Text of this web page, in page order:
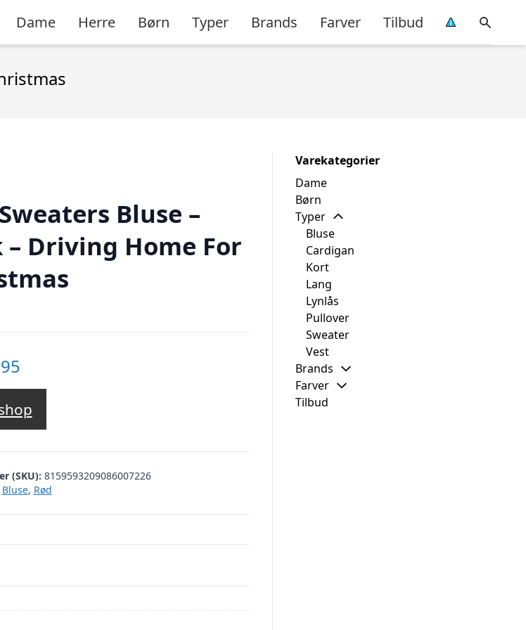
Dame Herre Børn Typer Brands Farver Tilbud
Bluse –
Driving Home For
(SKU): 8159593209086007226
Bluse, Rød
Varekategorier
Dame
Børn
Typer
Bluse
Cardigan
Kort
Lang
Lynlås
Pullover
Sweater
Vest
Brands
Farver
Tilbud